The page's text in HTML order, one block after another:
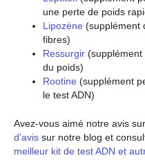
une perte de poids
Lipozène (supplément
fibres)
Ressurgir
du poids)
Rootine (supplément
le test ADN)
Avez-vous aimé notre avis
d’avis sur notre blog et
meilleur kit de test ADN et